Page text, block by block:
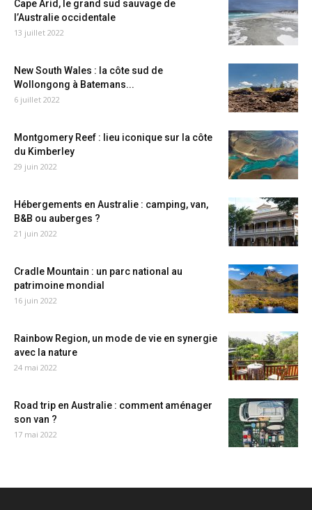
Cape Arid, le grand sud sauvage de
l’Australie occidentale
13 juillet 2022
New South Wales : la côte sud de
Wollongong à Batemans...
6 juillet 2022
Montgomery Reef : lieu iconique sur la côte
du Kimberley
29 juin 2022
Hébergements en Australie : camping, van,
B&B ou auberges ?
21 juin 2022
Cradle Mountain : un parc national au
patrimoine mondial
16 juin 2022
Rainbow Region, un mode de vie en synergie
avec la nature
24 mai 2022
Road trip en Australie : comment aménager
son van ?
17 mai 2022